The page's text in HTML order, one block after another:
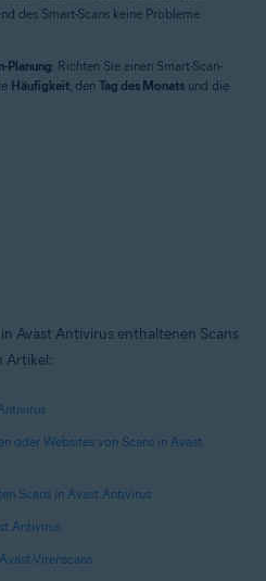
des Smart-Scans keine Probleme
Planung: Richten Sie einen Smart-Scan-
Häufigkeit , den Tag des Monats und die
Avast Antivirus enthaltenen Scans
Artikel:
oder Websites von Scans in Avast
Scans in Avast Antivirus
Antivirus
Virenscans